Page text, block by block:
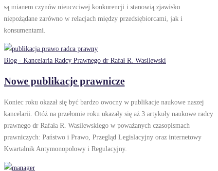
są mianem czynów nieuczciwej konkurencji i stanowią zjawisko
niepożądane zarówno w relacjach między przedsiębiorcami, jak i
konsumentami.
Blog - Kancelaria Radcy Prawnego dr Rafał R. Wasilewski
Nowe publikacje prawnicze
Koniec roku okazał się być bardzo owocny w publikacje naukowe naszej
kancelarii. Otóż na przełomie roku ukazały się aż 3 artykuły naukowe radcy
prawnego dr Rafała R. Wasilewskiego w poważanych czasopismach
prawniczych: Państwo i Prawo, Przegląd Legislacyjny oraz internetowy
Kwartalnik Antymonopolowy i Regulacyjny.